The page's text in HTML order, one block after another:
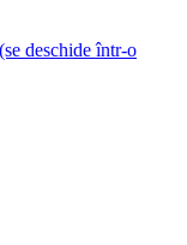
(se deschide într-o